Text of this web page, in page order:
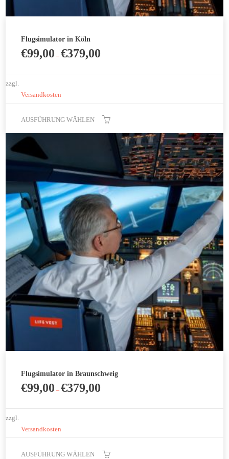
Flugsimulator in Köln
€99,00 –€379,00
zzgl.
Versandkosten
AUSFÜHRUNG WÄHLEN
Dieses
Produkt
weist
Varianten
auf.
Die
Optionen
können
der
Produktseite
gewählt
werden
Flugsimulator in Braunschweig
€99,00 –€379,00
zzgl.
Versandkosten
AUSFÜHRUNG WÄHLEN